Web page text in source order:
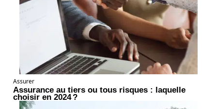
Assurer
Assurance au tiers ou tous risques : laquelle
choisir en 2024 ?